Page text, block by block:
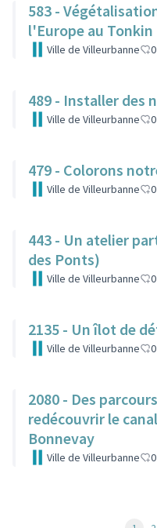
583 -
l'Europe au Tonkin
Ville de Villeurbanne 0
489 - Installer des
Ville de Villeurbanne 0
479 - Colorons
Ville de Villeurbanne 0
443 - Un atelier
des Ponts)
Ville de Villeurbanne 0
2135 - Un îlot de
Ville de Villeurbanne 0
2080 - Des
redécouvrir le
Bonnevay
Ville de Villeurbanne 0